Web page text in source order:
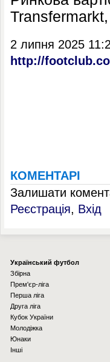
Transfermarkt,
2 липня 2025
http://
КОМЕНТАРІ
Залишати
Реєстрація, Вхід
Українcький футбол
Збірна
Прем'єр-ліга
Перша ліга
Друга ліга
Кубок України
Молодіжка
Юнаки
Інші